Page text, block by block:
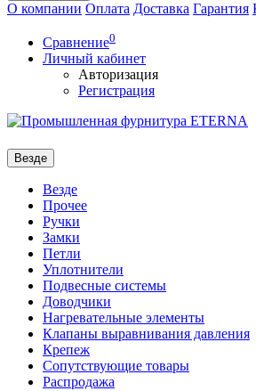
О компании Оплата Доставка Гарантия
Сравнение0
Личный кабинет
Авторизация
Регистрация
Везде
Везде
Прочее
Ручки
Замки
Петли
Уплотнители
Подвесные системы
Доводчики
Нагревательные элементы
Клапаны выравнивания давления
Крепеж
Сопутствующие товары
Распродажа